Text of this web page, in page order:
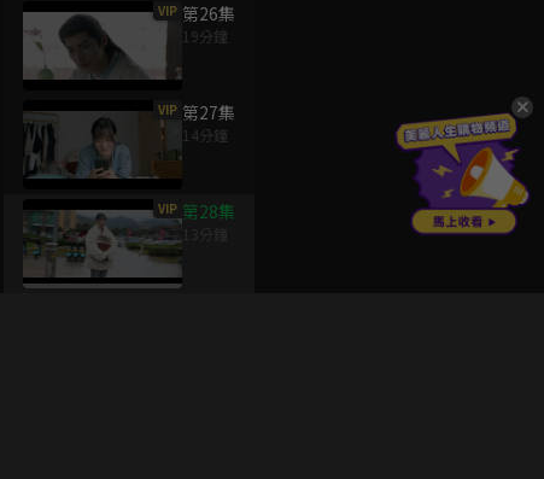
VIP 第26集
19分鐘
VIP 第27集
14分鐘
VIP 第28集